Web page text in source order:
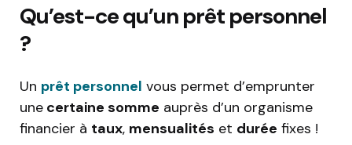
Qu’est-ce qu’un prêt personnel
?
Un prêt personnel vous permet d’emprunter
une certaine somme auprès d’un organisme
financier à taux, mensualités et durée fixes !